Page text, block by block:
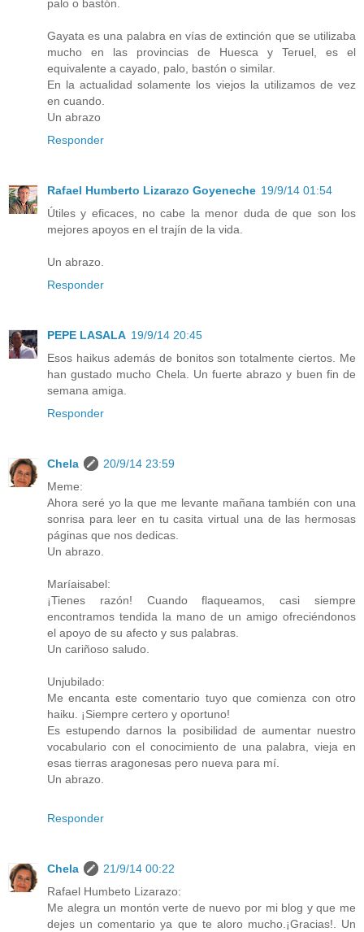
palo o bastón.
Gayata es una palabra en vías de extinción que se utilizaba
mucho en las provincias de Huesca y Teruel, es el
equivalente a cayado, palo, bastón o similar.
En la actualidad solamente los viejos la utilizamos de vez
en cuando.
Un abrazo
Responder
Rafael Humberto Lizarazo Goyeneche 19/9/14 01:54
Útiles y eficaces, no cabe la menor duda de que son los
mejores apoyos en el trajín de la vida.
Un abrazo.
Responder
PEPE LASALA 19/9/14 20:45
Esos haikus además de bonitos son totalmente ciertos. Me
han gustado mucho Chela. Un fuerte abrazo y buen fin de
semana amiga.
Responder
Chela
20/9/14 23:59
Meme:
Ahora seré yo la que me levante mañana también con una
sonrisa para leer en tu casita virtual una de las hermosas
páginas que nos dedicas.
Un abrazo.
Maríaisabel:
¡Tienes razón! Cuando flaqueamos, casi siempre
encontramos tendida la mano de un amigo ofreciéndonos
el apoyo de su afecto y sus palabras.
Un cariñoso saludo.
Unjubilado:
Me encanta este comentario tuyo que comienza con otro
haiku. ¡Siempre certero y oportuno!
Es estupendo darnos la posibilidad de aumentar nuestro
vocabulario con el conocimiento de una palabra, vieja en
esas tierras aragonesas pero nueva para mí.
Un abrazo.
Responder
Chela
21/9/14 00:22
Rafael Humbeto Lizarazo:
Me alegra un montón verte de nuevo por mi blog y que me
dejes un comentario ya que te aloro mucho.¡Gracias!. Un